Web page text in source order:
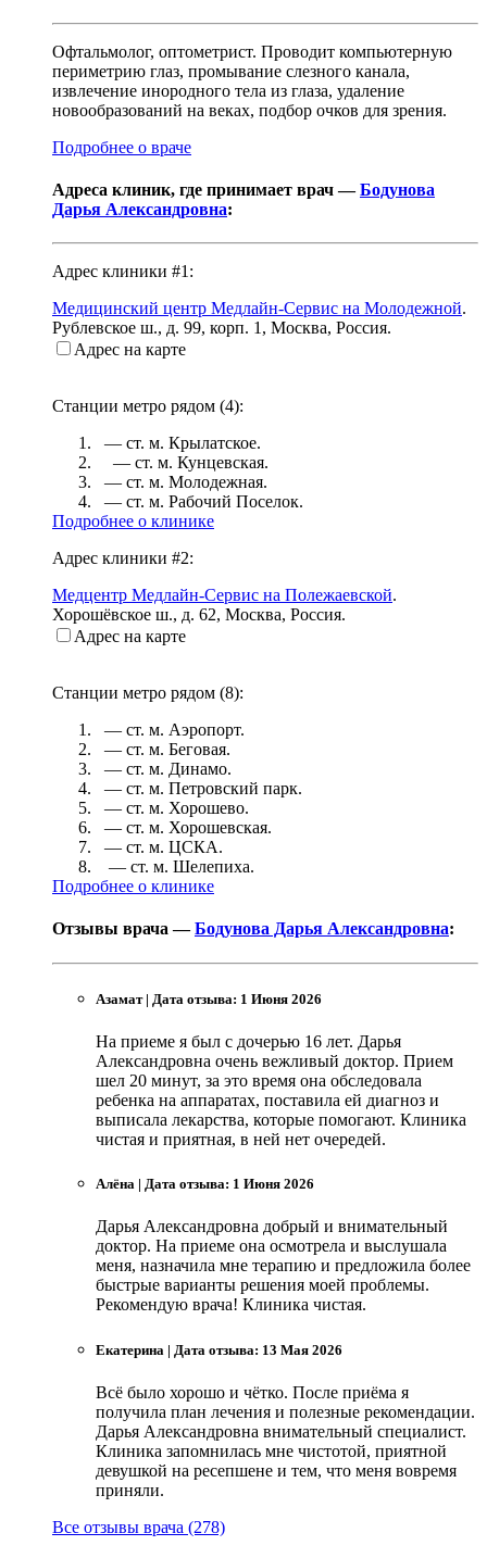
Офтальмолог, оптометрист. Проводит компьютерную
периметрию глаз, промывание слезного канала,
извлечение инородного тела из глаза, удаление
новообразований на веках, подбор очков для зрения.
Подробнее о враче
Адреса клиник, где принимает врач —Бодунова
Дарья Александровна:
Адрес клиники #1:
Медицинский центр Медлайн-Сервис на Молодежной.
Рублевское ш., д. 99, корп. 1 , Москва, Россия.
Адрес на карте
Станции метро рядом (4):
— ст. м. Крылатское.
— ст. м. Кунцевская.
— ст. м. Молодежная.
— ст. м. Рабочий Поселок.
Подробнее о клинике
Адрес клиники #2:
Медцентр Медлайн-Сервис на Полежаевской.
Хорошёвское ш., д. 62, Москва, Россия.
Адрес на карте
Станции метро рядом (8):
— ст. м. Аэропорт.
— ст. м. Беговая.
— ст. м. Динамо.
— ст. м. Петровский парк.
— ст. м. Хорошево.
— ст. м. Хорошевская.
— ст. м. ЦСКА.
— ст. м. Шелепиха.
Подробнее о клинике
Отзывы врача —Бодунова Дарья Александровна:
Азамат| Дата отзыва: 1 Июня 2026
На приеме я был с дочерью 16 лет. Дарья
Александровна очень вежливый доктор. Прием
шел 20 минут, за это время она обследовала
ребенка на аппаратах, поставила ей диагноз и
выписала лекарства, которые помогают. Клиника
чистая и приятная, в ней нет очередей.
Алёна | Дата отзыва: 1 Июня 2026
Дарья Александровна добрый и внимательный
доктор. На приеме она осмотрела и выслушала
меня, назначила мне терапию и предложила более
быстрые варианты решения моей проблемы.
Рекомендую врача! Клиника чистая.
Екатерина | Дата отзыва: 13 Мая 2026
Всё было хорошо и чётко. После приёма я
получила план лечения и полезные рекомендации.
Дарья Александровна внимательный специалист.
Клиника запомнилась мне чистотой, приятной
девушкой на ресепшене и тем, что меня вовремя
приняли.
Все отзывы врача (278)